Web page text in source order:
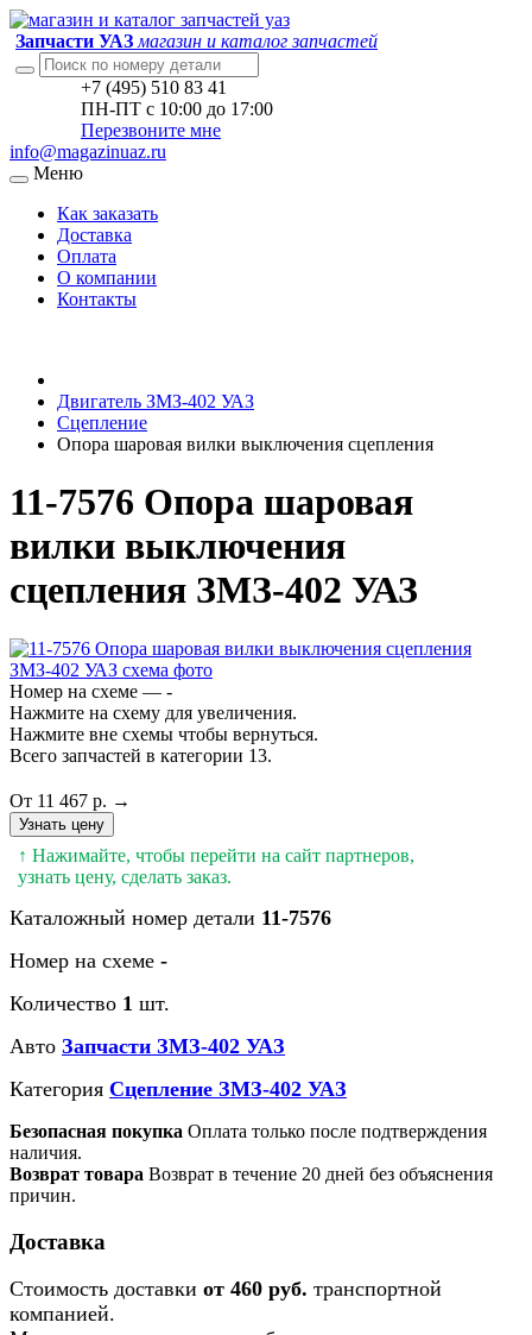
Запчасти УАЗ магазин и каталог запчастей
+7 (495) 510 83 41
ПН-ПТ с 10:00 до 17:00
Перезвоните мне
info@magazinuaz.ru
Меню
Как заказать
Доставка
Оплата
О компании
Контакты
Двигатель ЗМЗ-402 УАЗ
Сцепление
Опора шаровая вилки выключения сцепления
11-7576 Опора шаровая
вилки выключения
сцепления ЗМЗ-402 УАЗ
Номер на схеме — -
Нажмите на схему для увеличения.
Нажмите вне схемы чтобы вернуться.
Всего запчастей в категории 13.
От 11 467 р. →
Узнать цену
↑ Нажимайте, чтобы перейти на сайт партнеров,
узнать цену, сделать заказ.
Каталожный номер детали 11-7576
Номер на схеме -
Количество 1 шт.
Авто Запчасти ЗМЗ-402 УАЗ
Категория Сцепление ЗМЗ-402 УАЗ
Безопасная покупка Оплата только после подтверждения
наличия.
Возврат товара Возврат в течение 20 дней без объяснения
причин.
Доставка
Стоимость доставки от 460 руб. транспортной
компанией.